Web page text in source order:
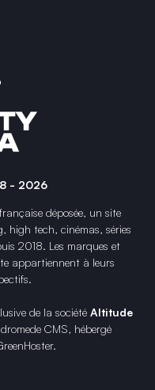
- 2026
déposée, un site
high tech, cinémas, séries
2018. Les marques et
appartiennent à leurs
de la société Altitude
CMS, hébergé
.